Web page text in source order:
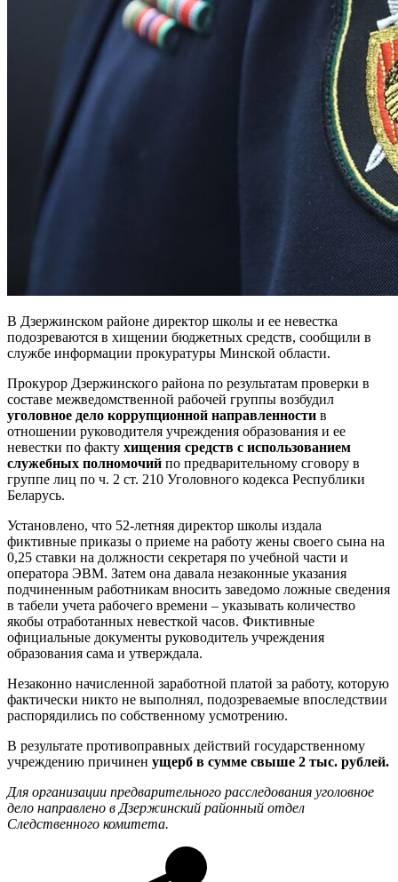
В Дзержинском районе директор школы и ее невестка
подозреваются в хищении бюджетных средств, сообщили в
службе информации прокуратуры Минской области.
Прокурор Дзержинского района по результатам проверки в
составе межведомственной рабочей группы возбудил
уголовное дело коррупционной направленности в
отношении руководителя учреждения образования и ее
невестки по факту хищения средств с использованием
служебных полномочий по предварительному сговору в
группе лиц по ч. 2 ст. 210 Уголовного кодекса Республики
Беларусь.
Установлено, что 52-летняя директор школы издала
фиктивные приказы о приеме на работу жены своего сына на
0,25 ставки на должности секретаря по учебной части и
оператора ЭВМ. Затем она давала незаконные указания
подчиненным работникам вносить заведомо ложные сведения
в табели учета рабочего времени – указывать количество
якобы отработанных невесткой часов. Фиктивные
официальные документы руководитель учреждения
образования сама и утверждала.
Незаконно начисленной заработной платой за работу, которую
фактически никто не выполнял, подозреваемые впоследствии
распорядились по собственному усмотрению.
В результате противоправных действий государственному
учреждению причинен ущерб в сумме свыше 2 тыс. рублей.
Для организации предварительного расследования уголовное
дело направлено в Дзержинский районный отдел
Следственного комитета.